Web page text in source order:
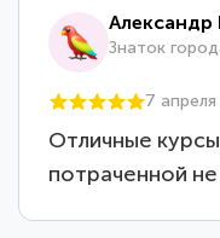
Александр
Знаток
7
Отличные
потраченной